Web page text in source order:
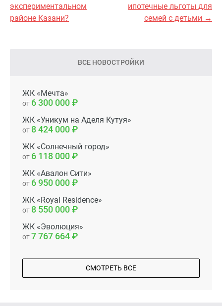
экспериментальном
районе Казани?
ипотечные льготы для
семей с детьми →
ВСЕ НОВОСТРОЙКИ
ЖК «Мечта»
от 6 300 000
ЖК «Уникум на Аделя Кутуя»
от 8 424 000
ЖК «Солнечный город»
от 6 118 000
ЖК «Авалон Сити»
от 6 950 000
ЖК «Royal Residence»
от 8 550 000
ЖК «Эволюция»
от7 767 664
СМОТРЕТЬ ВСЕ